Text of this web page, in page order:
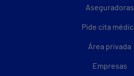
Aseguradoras
Pide cita
Área privada
Empresas